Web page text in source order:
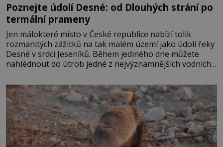
Poznejte údolí Desné: od Dlouhých strání po
termální prameny
Jen málokteré místo v České republice nabízí tolik
rozmanitých zážitků na tak malém území jako údolí řeky
Desné v srdci Jeseníků. Během jediného dne můžete
nahlédnout do útrob jedné z nejvýznamnějších vodních
se na koloběžce a den zakončit poznáváním památek ve
Velkých Losinách nebo v termálním